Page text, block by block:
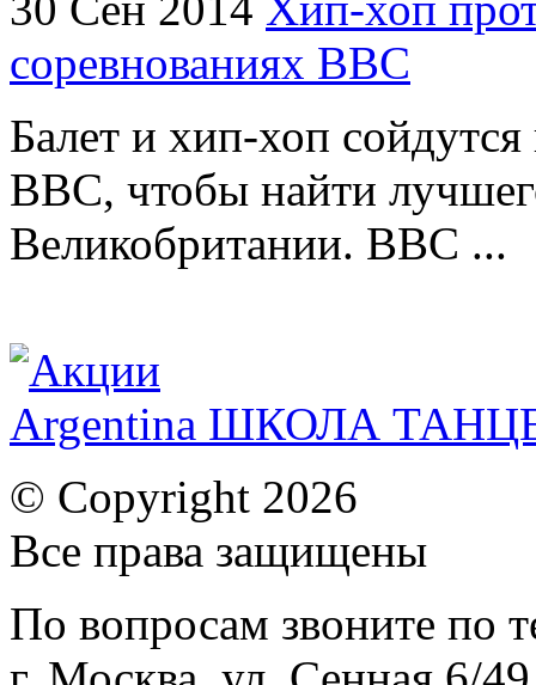
соревнованиях ВВС
Балет и хип-хоп сойдутся
BBC, чтобы найти
Великобритании. BBC ...
Argentina ШКОЛА
© Copyright 2026
Все права защищены
По вопросам звоните по